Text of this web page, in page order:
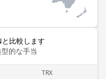
比較します
的な手当
TRX